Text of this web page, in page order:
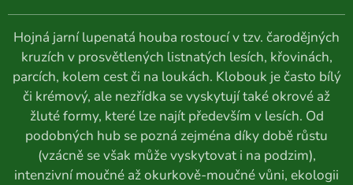
Hojná jarní lupenatá houba rostoucí v tzv. čarodějných
kruzích v prosvětlených listnatých lesích, křovinách,
parcích, kolem cest či na loukách. Klobouk je často bílý
či krémový, ale nezřídka se vyskytují také okrové až
žluté formy, které lze najít především v lesích. Od
podobných hub se pozná zejména díky době růstu
(vzácně se však může vyskytovat i na podzim),
intenzivní moučné až okurkově-moučné vůni, ekologii